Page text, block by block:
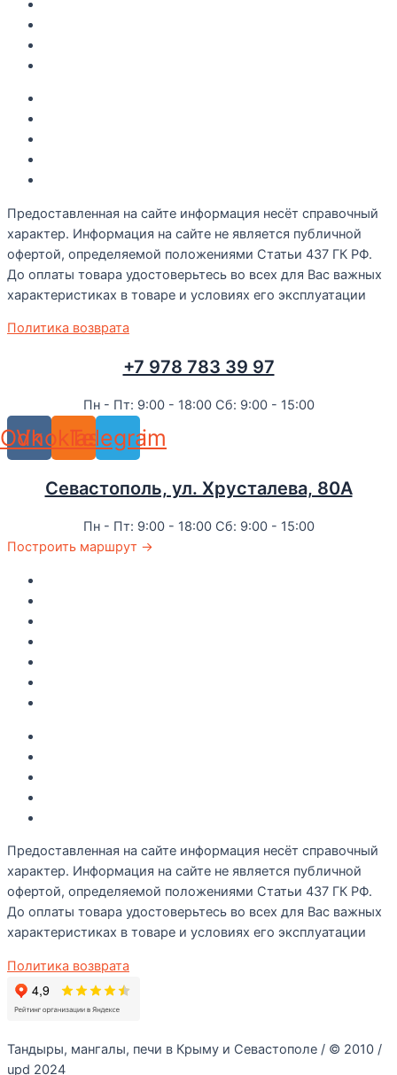
Предоставленная на сайте информация несёт справочный
характер. Информация на сайте не является публичной
офертой, определяемой положениями Статьи 437 ГК РФ.
До оплаты товара удостоверьтесь во всех для Вас важных
характеристиках в товаре и условиях его эксплуатации
Политика возврата
+7 978 783 39 97
Пн - Пт: 9:00 - 18:00 Сб: 9:00 - 15:00
Vk
Odnoklassniki
Telegram
Севастополь, ул. Хрусталева, 80А
Пн - Пт: 9:00 - 18:00 Сб: 9:00 - 15:00
Построить маршрут →
Предоставленная на сайте информация несёт справочный
характер. Информация на сайте не является публичной
офертой, определяемой положениями Статьи 437 ГК РФ.
До оплаты товара удостоверьтесь во всех для Вас важных
характеристиках в товаре и условиях его эксплуатации
Политика возврата
Тандыры, мангалы, печи в Крыму и Севастополе / © 2010 /
upd 2024